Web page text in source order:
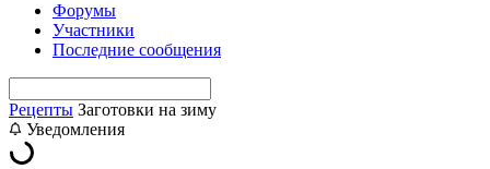
Форумы
Участники
Последние сообщения
Рецепты Заготовки на зиму
Уведомления